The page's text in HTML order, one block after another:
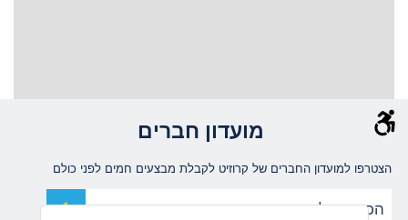
מועדון חברים
הצטרפו למועדון החברים של קרוזיט לקבלת מבצעים חמים לפני כולם